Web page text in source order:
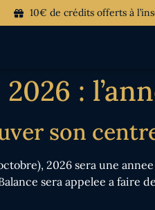
10€ de crédits offerts à
:
son
2026 sera une
sera appelee a